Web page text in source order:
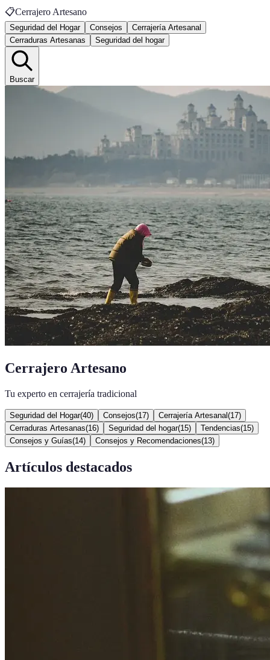
📋Cerrajero Artesano
Seguridad del Hogar Consejos
Cerrajería Artesanal
Cerraduras Artesanas
Seguridad del hogar
Buscar
Cerrajero Artesano
Tu experto en cerrajería tradicional
Seguridad del Hogar(40) Consejos(17) Cerrajería Artesanal (17)
Cerraduras Artesanas(16) Seguridad del hogar(15) Tendencias(15)
Consejos y Guías(14) Consejos y Recomendaciones(13)
Artículos destacados